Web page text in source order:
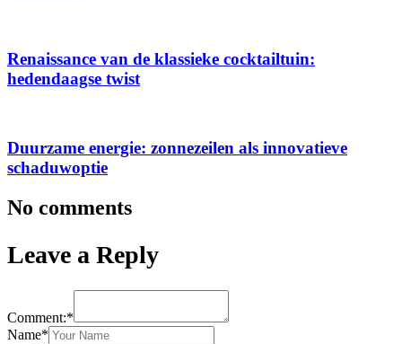
Renaissance van de klassieke cocktailtuin:
hedendaagse twist
Duurzame energie: zonnezeilen als innovatieve
schaduwoptie
No comments
Leave a Reply
Comment:*
Name*